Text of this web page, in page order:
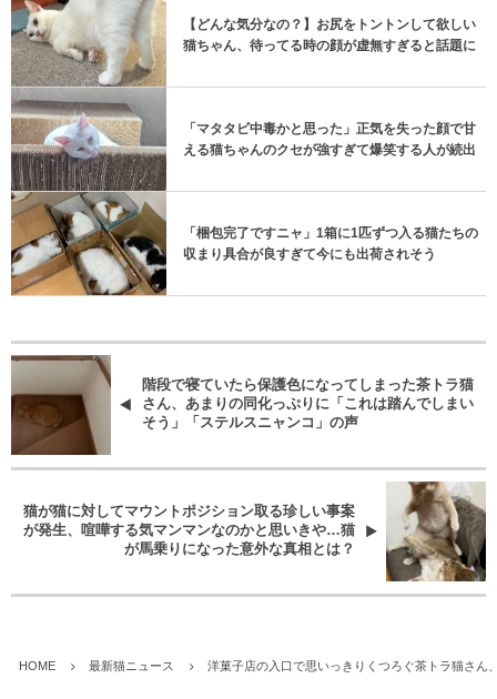
【どんな気分なの？】お尻をトントンして欲しい
猫ちゃん、待ってる時の顔が虚無すぎると話題に
「マタタビ中毒かと思った」正気を失った顔で甘
える猫ちゃんのクセが強すぎて爆笑する人が続出
「梱包完了ですニャ」1箱に1匹ずつ入る猫たちの
収まり具合が良すぎて今にも出荷されそう
階段で寝ていたら保護色になってしまった茶トラ猫
さん、あまりの同化っぷりに「これは踏んでしまい
そう」「ステルスニャンコ」の声
猫が猫に対してマウントポジション取る珍しい事案
が発生、喧嘩する気マンマンなのかと思いきや…猫
が馬乗りになった意外な真相とは？
HOME 最新猫ニュース 洋菓子店の入口で思いっきりくつろぐ茶トラ猫さん